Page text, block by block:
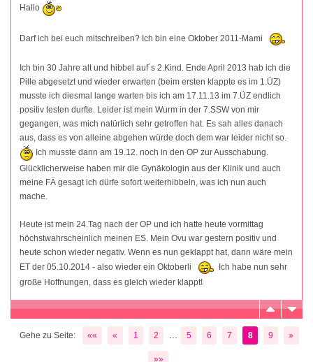
Hallo
Darf ich bei euch mitschreiben? Ich bin eine Oktober 2011-Mami
Ich bin 30 Jahre alt und hibbel auf´s 2.Kind. Ende April 2013 hab ich die
Pille abgesetzt und wieder erwarten (beim ersten klappte es im 1.ÜZ)
musste ich diesmal lange warten bis ich am 17.11.13 im 7.ÜZ endlich
positiv testen durfte. Leider ist mein Wurm in der 7.SSW von mir
gegangen, was mich natürlich sehr getroffen hat. Es sah alles danach
aus, dass es von alleine abgehen würde doch dem war leider nicht so.
Ich musste dann am 19.12. noch in den OP zur Ausschabung.
Glücklicherweise haben mir die Gynäkologin aus der Klinik und auch
meine FÄ gesagt ich dürfe sofort weiterhibbeln, was ich nun auch
mache.
Heute ist mein 24.Tag nach der OP und ich hatte heute vormittag
höchstwahrscheinlich meinen ES. Mein Ovu war gestern positiv und
heute schon wieder negativ. Wenn es nun geklappt hat, dann wäre mein
ET der 05.10.2014 - also wieder ein Oktoberli
Ich habe nun sehr
große Hoffnungen, dass es gleich wieder klappt!
Gehe zu Seite: «« « 1 2 5 6 7 8 9 »
»»